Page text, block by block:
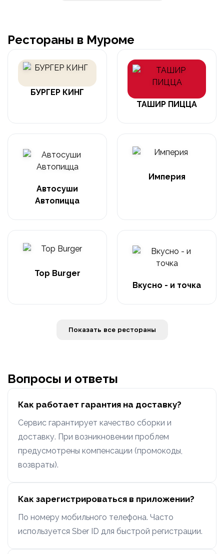
Рестораны в Муроме
БУРГЕР КИНГ
ТАШИР ПИЦЦА
Автосуши
Автопицца
Империя
Top Burger
Вкусно - и точка
Показать все рестораны
Вопросы и ответы
Как работает гарантия на доставку?
Сервис гарантирует качество сборки и
доставку. При возникновении проблем
предусмотрены компенсации (промокоды,
возвраты).
Как зарегистрироваться в приложении?
По номеру мобильного телефона. Часто
используется Sber ID для быстрой регистрации.